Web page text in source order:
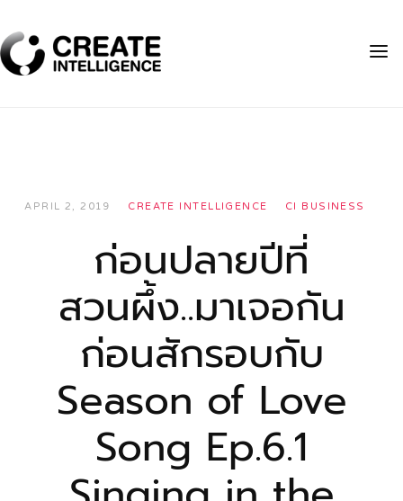
APRIL 2, 2019 CREATE INTELLIGENCE CI BUSINESS
ก่อนปลายปีที่
สวนผึ้ง..มาเจอกัน
ก่อนสักรอบกับ
Season of Love
Song Ep.6.1